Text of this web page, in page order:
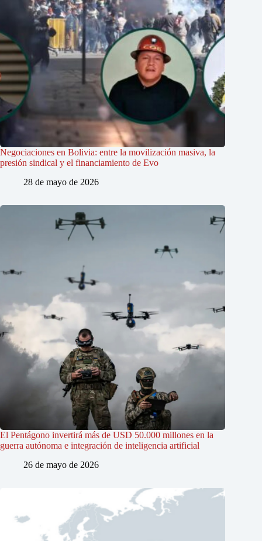
Negociaciones en Bolivia: entre la movilización masiva, la
presión sindical y el financiamiento de Evo
28 de mayo de 2026
El Pentágono invertirá más de USD 50.000 millones en la
guerra autónoma e integración de inteligencia artificial
26 de mayo de 2026